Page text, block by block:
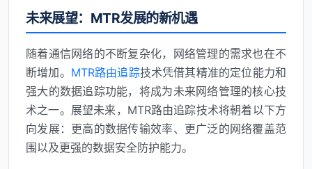
未来展望：MTR发展的新机遇
随着通信网络的不断复杂化，网络管理的需求也在不
断增加。 MTR路由追踪技术凭借其精准的定位能力和
强大的数据追踪功能，将成为未来网络管理的核心技
术之一。展望未来，MTR路由追踪技术将朝着以下方
向发展：更高的数据传输效率、更广泛的网络覆盖范
围以及更强的数据安全防护能力。